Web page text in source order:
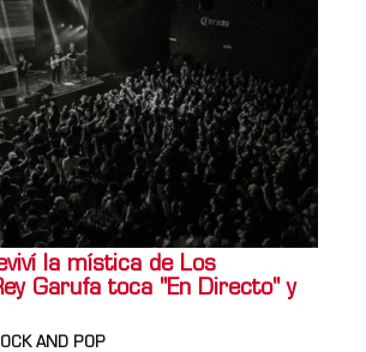
la mística de Los
Garufa toca "En Directo" y
AND POP